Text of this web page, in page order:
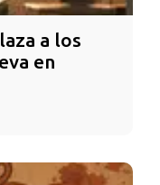
te vuelves débil
huevo, que
¿Poseías
de una muerte,
te has vuelto
a los
en